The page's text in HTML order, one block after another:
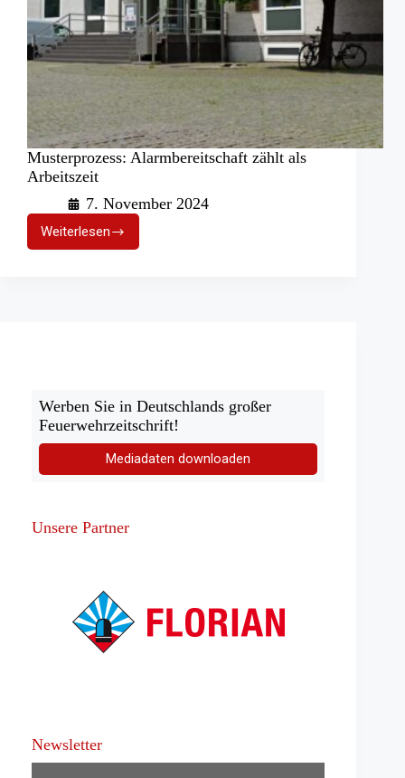
Musterprozess: Alarmbereitschaft zählt als
Arbeitszeit
7. November 2024
WeiterlesenMusterprozess:
Alarmbereitschaft
Werben Sie in Deutschlands großer
Feuerwehrzeitschrift!
Mediadaten downloaden
Unsere Partner
Newsletter